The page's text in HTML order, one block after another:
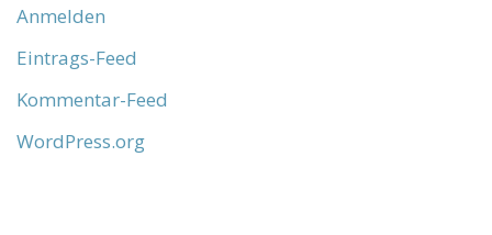
Anmelden
Eintrags-Feed
Kommentar-Feed
WordPress.org